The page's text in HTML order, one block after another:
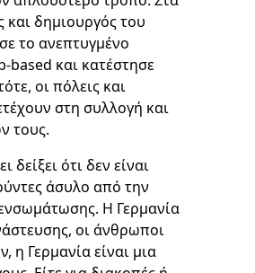
και δημιουργός του
το ανεπτυγμένο
based και κατέστησε
οι πόλεις και
στη συλλογή και
τους.
δείξει ότι δεν είναι
άσυλο από την
Η Γερμανία
οι άνθρωποι
Γερμανία είναι μια